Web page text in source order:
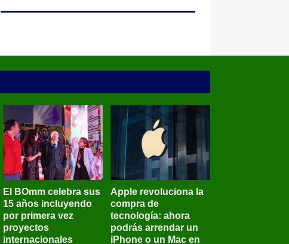
El BOmm celebra sus
15 años incluyendo
por primera vez
proyectos
internacionales
Apple revoluciona la
compra de
tecnología: ahora
podrás arrendar un
iPhone o un Mac en